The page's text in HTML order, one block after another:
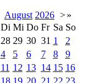
August 2026 >»
Di Mi Do Fr Sa So
28 29 30 31 1
2
4 5 6 7 8
9
11 12 13 14 15 16
18 19 20 21 22 23